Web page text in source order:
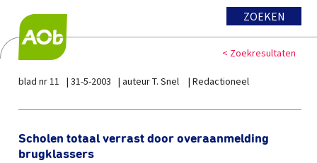
ZOEKEN
< Zoekresultaten
blad nr 11 31-5-2003 auteur T. Snel Redactioneel
Scholen totaal verrast door overaanmelding
brugklassers